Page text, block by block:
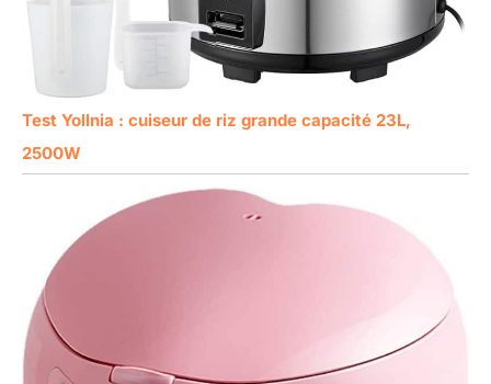
Test Yollnia : cuiseur de riz grande capacité 23L,
2500W